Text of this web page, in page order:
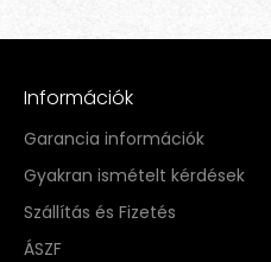
Információk
Garancia információk
Gyakran ismételt kérdések
Szállítás és Fizetés
ÁSZF